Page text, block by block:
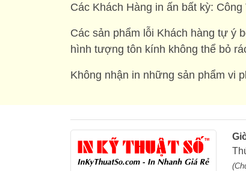
Các Khách Hàng in ấn bất kỳ:
Các sản phẩm lỗi Khách hàng tự ý
hình tượng tôn kính không thể bỏ
Không nhận in những sản phẩm vi